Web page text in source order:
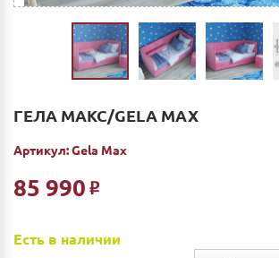
ГЕЛА МАКС/GELA MAX
Артикул:Gela Max
85 990 Р
Есть в наличии